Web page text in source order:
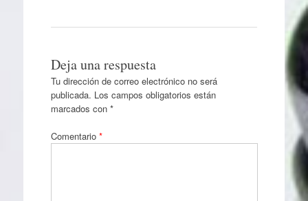
Deja una respuesta
Tu dirección de correo electrónico no será
publicada. Los campos obligatorios están
marcados con *
Comentario *